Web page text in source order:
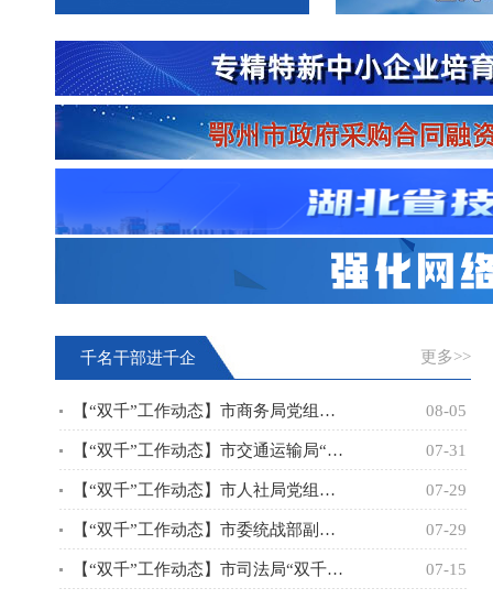
千名干部进千企 更多>>
【“双千”工作动态】市商务局党组成员，副局长陈治绦到“双千” 08-05
【“双千”工作动态】市交通运输局“双千”工作专班赴湖北交投致远 07-31
【“双千”工作动态】市人社局党组成员、副局长倪志斌带领“双千” 07-29
【“双千”工作动态】市委统战部副部长、市工商联党组书记盛以茂带 07-29
【“双千”工作动态】市司法局“双千”工作专班牵头，联合局社矫科 07-15